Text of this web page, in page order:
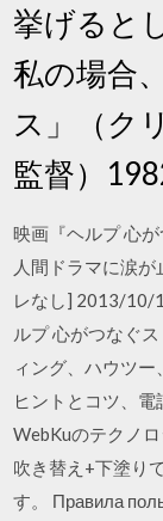
挙げると
私の場合
ス」（ク
監督）
映画『ヘルプ 心
人間ドラマに涙
レなし] 2013/10/
ルプ 心がつなぐ
ィング、ハウツー
ヒントとコツ、
WebKuのテクノ
吹き替え+下塗り
す。 Правила